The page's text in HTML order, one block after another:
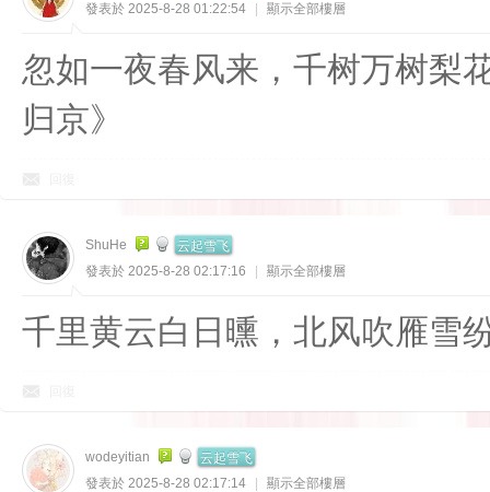
發表於 2025-8-28 01:22:54 顯示全部樓層
忽如一夜春风来，千树万树
归京》
ShuHe 云起雪飞
發表於 2025-8-28 02:17:16 顯示全部樓層
千里黄云白日曛，北风吹雁
wodeyitian 云起雪飞
發表於 2025-8-28 02:17:14 顯示全部樓層